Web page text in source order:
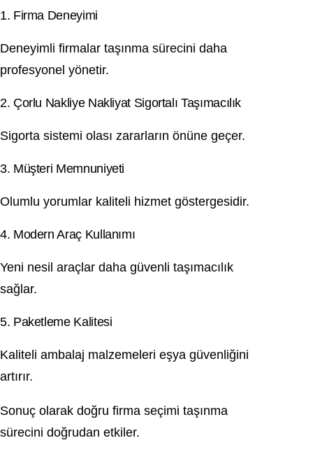
1. Firma Deneyimi
Deneyimli firmalar taşınma sürecini daha
profesyonel yönetir.
2. Çorlu Nakliye Nakliyat Sigortalı Taşımacılık
Sigorta sistemi olası zararların önüne geçer.
3. Müşteri Memnuniyeti
Olumlu yorumlar kaliteli hizmet göstergesidir.
4. Modern Araç Kullanımı
Yeni nesil araçlar daha güvenli taşımacılık
sağlar.
5. Paketleme Kalitesi
Kaliteli ambalaj malzemeleri eşya güvenliğini
artırır.
Sonuç olarak doğru firma seçimi taşınma
sürecini doğrudan etkiler.